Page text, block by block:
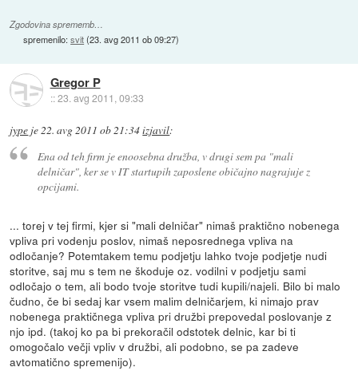
Zgodovina sprememb…
spremenilo:svit(23. avg 2011 ob 09:27)
Gregor P
::23. avg 2011, 09:33
jype je22. avg 2011 ob 21:34izjavil:
Ena od teh firm je enoosebna družba, v drugi sem pa "mali
delničar", ker se v IT startupih zaposlene običajno nagrajuje z
opcijami.
... torej v tej firmi, kjer si "mali delničar" nimaš praktično nobenega
vpliva pri vodenju poslov, nimaš neposrednega vpliva na
odločanje? Potemtakem temu podjetju lahko tvoje podjetje nudi
storitve, saj mu s tem ne škoduje oz. vodilni v podjetju sami
odločajo o tem, ali bodo tvoje storitve tudi kupili/najeli. Bilo bi malo
čudno, če bi sedaj kar vsem malim delničarjem, ki nimajo prav
nobenega praktičnega vpliva pri družbi prepovedal poslovanje z
njo ipd. (takoj ko pa bi prekoračil odstotek delnic, kar bi ti
omogočalo večji vpliv v družbi, ali podobno, se pa zadeve
avtomatično spremenijo).